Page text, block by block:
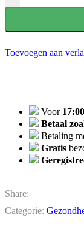
Toevoegen aan
Voor
Betaal
Betaling
Gratis
Share:
Categorie: